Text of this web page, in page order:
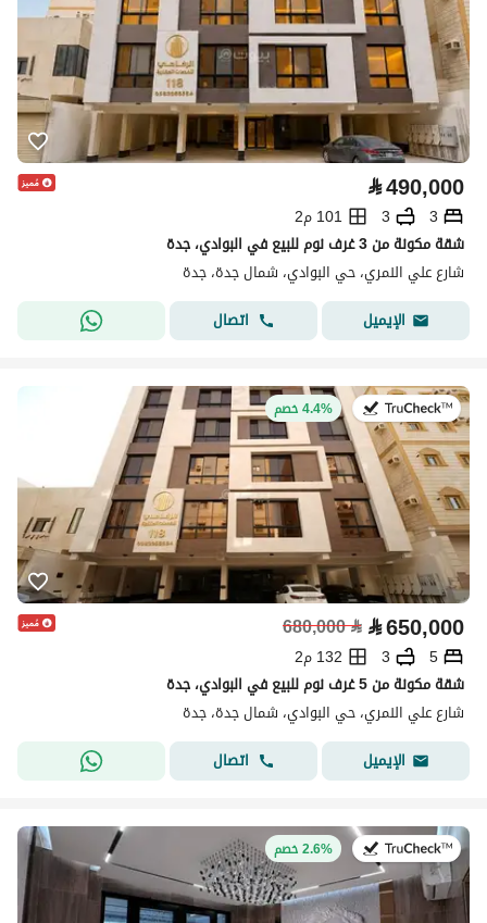
⃁490,000
3
3
101 م2
شقة مكونة من 3 غرف نوم للبيع في البوادي، جدة
شارع علي النمري، حي البوادي، شمال جدة، جدة
الإيميل
اتصال
في:22 يوليو 20264.4% خصم
⃁650,000
⃁
680,000
5
3
132 م2
شقة مكونة من 5 غرف نوم للبيع في البوادي، جدة
شارع علي النمري، حي البوادي، شمال جدة، جدة
الإيميل
اتصال
في:22 يوليو 20262.6% خصم